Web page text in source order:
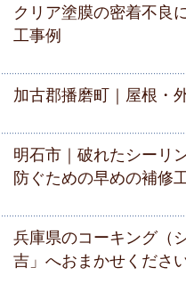
クリア塗膜の密着不良
工事例
加古郡播磨町｜屋根・
明石市｜破れたシーリ
防ぐための早めの補修
兵庫県のコーキング（
吉」へおまかせくださ